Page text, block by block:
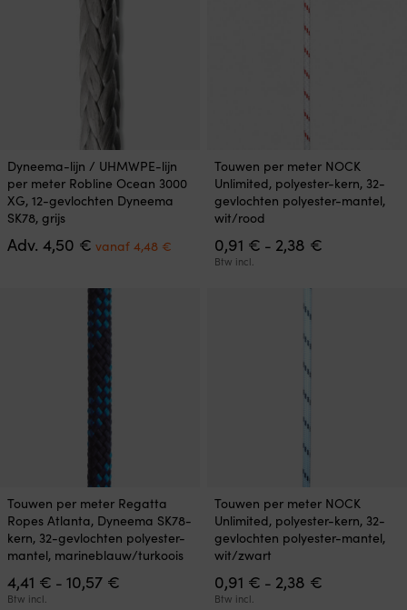
productpagina
productpagina
Dit
product
heeft
meerdere
variaties.
Deze
Dyneema-lijn / UHMWPE-lijn
per meter Robline Ocean 3000
XG, 12-gevlochten Dyneema
SK78, grijs
Adv. 4,50 € Oorspronkelijke
4,50 €.
vanaf 4,48 € Huidige
Dit
product
heeft
meerdere
variaties.
Deze
optie
productpagina
Touwen per meter NOCK
Unlimited, polyester-kern, 32-
gevlochten polyester-mantel,
wit/rood
0,91 € - 2,38 €Prijsklasse:
Btw incl.
Dit
product
heeft
meerdere
variaties.
Deze
optie
Touwen per meter Regatta
Ropes Atlanta, Dyneema SK78-
kern, 32-gevlochten polyester-
mantel, marineblauw/turkoois
4,41 € - 10,57 €
Btw incl.
Dit
product
heeft
meerdere
variaties.
Deze
optie
Touwen per meter NOCK
Unlimited, polyester-kern, 32-
gevlochten polyester-mantel,
wit/zwart
0,91 € - 2,38 €Prijsklasse:
Btw incl.